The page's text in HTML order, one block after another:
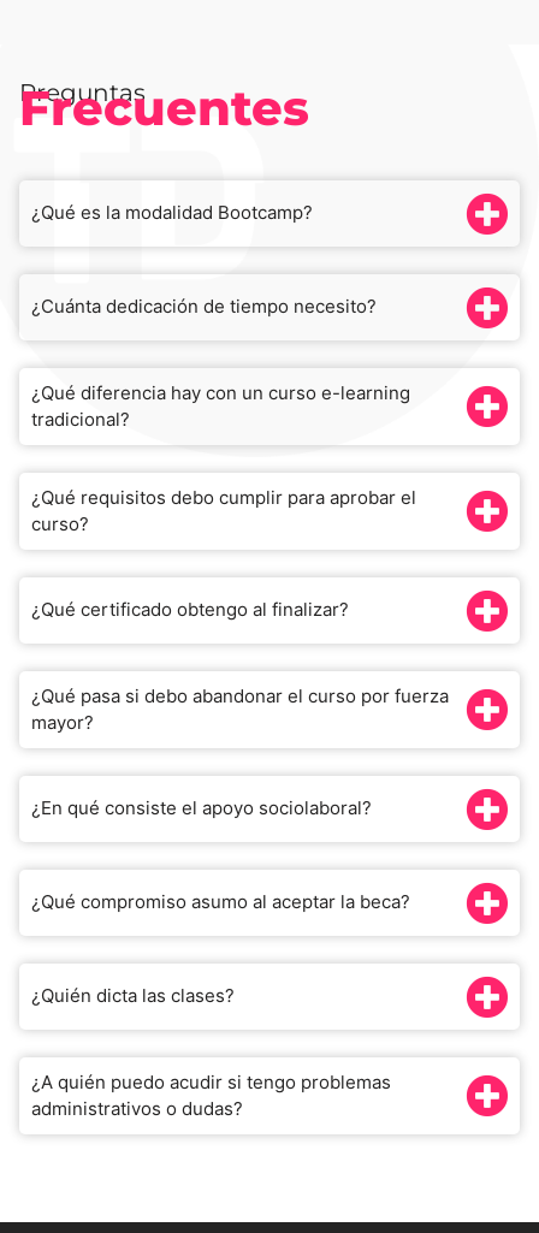
Preguntas
Frecuentes
¿Qué es la modalidad Bootcamp?
¿Cuánta dedicación de tiempo necesito?
¿Qué diferencia hay con un curso e-learning
tradicional?
¿Qué requisitos debo cumplir para aprobar el
curso?
¿Qué certificado obtengo al finalizar?
¿Qué pasa si debo abandonar el curso por fuerza
mayor?
¿En qué consiste el apoyo sociolaboral?
¿Qué compromiso asumo al aceptar la beca?
¿Quién dicta las clases?
¿A quién puedo acudir si tengo problemas
administrativos o dudas?